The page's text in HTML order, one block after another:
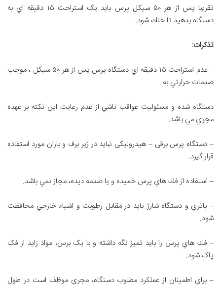
تقريبا پس از هر ۵۰ سیکل پرس بايد یک استراحت ۱۵ دقيقه اي به
دستگاه بدهيد تا خنك شود.
تذكرات:
– عدم استراحت ۱۵ دقيقه اي دستگاه پرس پس از هر ۵۰ سیکل ، موجب
صدمات حرارتي به
دستگاه شده و مسئوليت عواقب ناشي از عدم رعايت اين نكته بر عهده
مجري مي باشد.
– دستگاه پرس برقی – هيدرولیکی نبايد در زير برف و باران مورد استفاده
قرار گيرد.
– استفاده از فك هاي پرس خميده و يا صدمه ديده، مجاز نمي باشد.
– باتري و دستگاه شارژ بايد در مقابل رطوبت و اشياء خارجي محافظت
شود.
– فك هاي پرس را باید تمیز نگه داشته و با یک برس، مواد زاید از فک
پاک شود.
– براي اطمينان از عملكرد مطلوب دستگاه، مجري موظف است در طول